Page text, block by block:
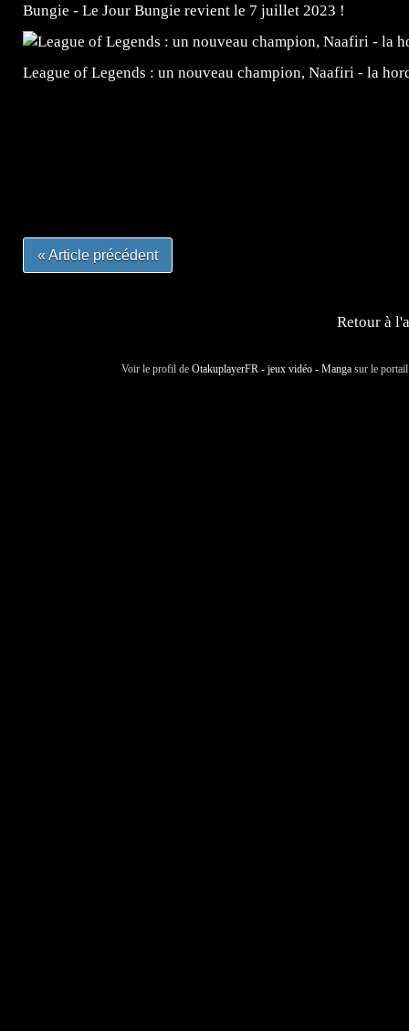
Bungie - Le Jour Bungie revient le 7 juillet 2023 !
League of Legends : un nouveau champion, Naafiri - la
« Article précédent
Retour à
Voir le profil de OtakuplayerFR - jeux vidéo - Manga sur le